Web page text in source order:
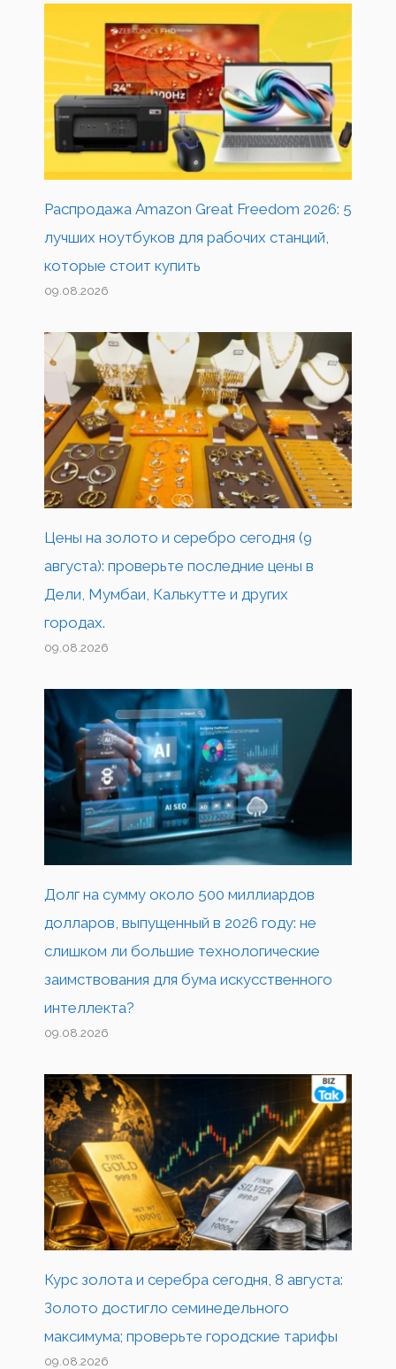
Распродажа Amazon Great Freedom 2026: 5
лучших ноутбуков для рабочих станций,
которые стоит купить
09.08.2026
Цены на золото и серебро сегодня (9
августа): проверьте последние цены в
Дели, Мумбаи, Калькутте и других
городах.
09.08.2026
Долг на сумму около 500 миллиардов
долларов, выпущенный в 2026 году: не
слишком ли большие технологические
заимствования для бума искусственного
интеллекта?
09.08.2026
Курс золота и серебра сегодня, 8 августа:
Золото достигло семинедельного
максимума; проверьте городские тарифы
09.08.2026